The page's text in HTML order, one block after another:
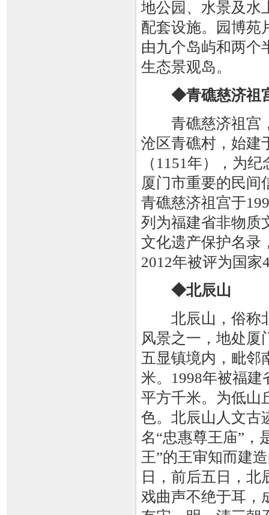
地公园、水景及水
配套设施。园博苑
由九个岛屿和两个
生态景观岛。
◆青礁慈济祖
青礁慈济祖宫，
沧区青礁村，始建
（1151年），为
厦门市重要的民间
青礁慈济祖宫于
列为福建省非物质
文化遗产保护名录
2012年被评为国
◆北辰山
北辰山，俗称北
风景之一，地处厦
五显镇境内，毗邻
米。1998年被福
平方千米。为低山
色。北辰山人文古
名“忠惠尊王庙”，
王”的王审知而建
日，前后五日，
戏曲声不绝于耳，